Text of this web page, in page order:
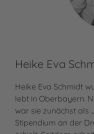
Heike Eva
Heike Eva Schmidt
lebt in Oberbayern.
war sie zunächst als
Stipendium an der